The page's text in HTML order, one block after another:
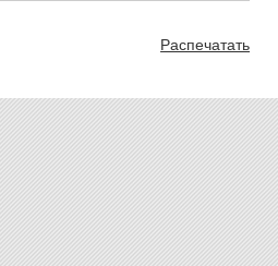
Распечатать